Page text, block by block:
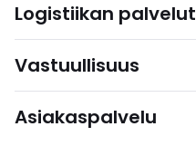
Logistiikan palvelut
Vastuullisuus
Asiakaspalvelu